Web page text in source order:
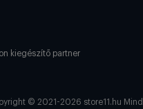
kiegészítő partner
© 2021-2026 store11.hu